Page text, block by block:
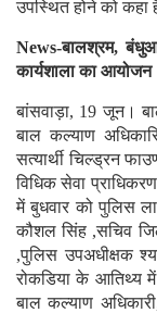
उपस्थित होने को कहा
News-बालश्रम, बंधुआ
कार्यशाला का आयोजन
बांसवाड़ा, 19 जून।
बाल कल्याण
सत्यार्थी चिल्ड्रन
विधिक सेवा
में बुधवार को पुलिस
कौशल सिंह ,सचिव
,पुलिस उपअधीक्षक
रोकडिया के आतिथ्य
बाल कल्याण